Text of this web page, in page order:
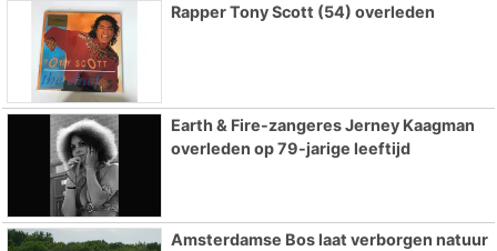
Rapper Tony Scott (54) overleden
Earth & Fire-zangeres Jerney Kaagman
overleden op 79-jarige leeftijd
Amsterdamse Bos laat verborgen natuur